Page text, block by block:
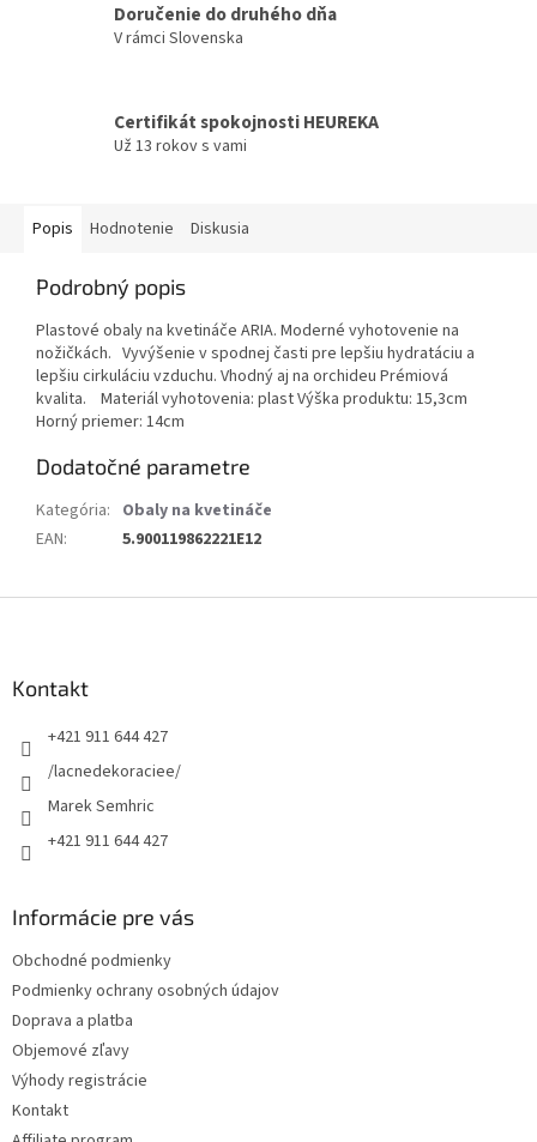
Doručenie do druhého dňa
V rámci Slovenska
Certifikát spokojnosti HEUREKA
Už 13 rokov s vami
Popis Hodnotenie Diskusia
Podrobný popis
Plastové obaly na kvetináče ARIA. Moderné vyhotovenie na
nožičkách. Vyvýšenie v spodnej časti pre lepšiu hydratáciu a
lepšiu cirkuláciu vzduchu. Vhodný aj na orchideu Prémiová
kvalita. Materiál vyhotovenia: plast Výška produktu: 15,3cm
Horný priemer: 14cm
Dodatočné parametre
Kategória: Obaly na kvetináče
EAN: 5.900119862221E12
Kontakt
+421 911 644 427
/lacnedekoraciee/
Marek Semhric
+421 911 644 427
Informácie pre vás
Obchodné podmienky
Podmienky ochrany osobných údajov
Doprava a platba
Objemové zľavy
Výhody registrácie
Kontakt